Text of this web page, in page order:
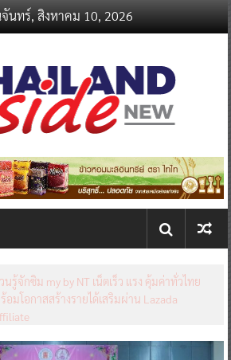
นทร์, สิงหาคม 10, 2026
นรู้จักซิม my by NT เน็ตเร็ว แรง คุ้มค่าทั่วไทย
อมโอกาสสร้างรายได้เสริมผ่าน Lazada